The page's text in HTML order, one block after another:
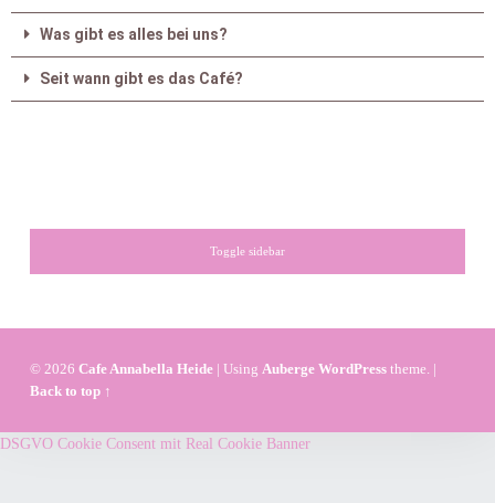
Was gibt es alles bei uns?
Seit wann gibt es das Café?
Toggle sidebar
© 2026 Cafe Annabella Heide Using Auberge WordPresstheme.
Back to top ↑
DSGVO Cookie Consent mit Real Cookie Banner